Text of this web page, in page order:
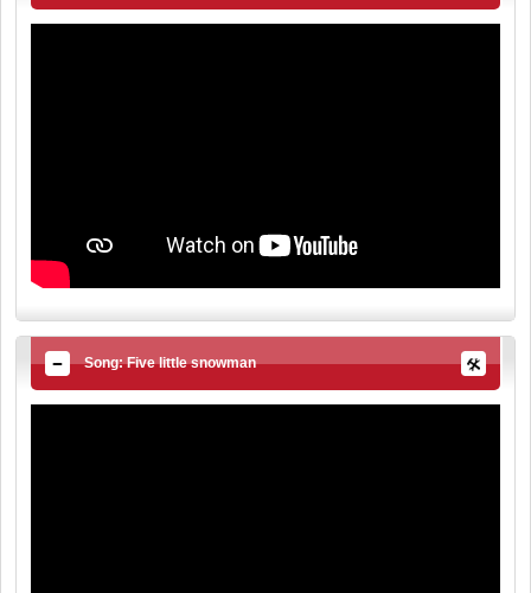
Song: Five little snowman